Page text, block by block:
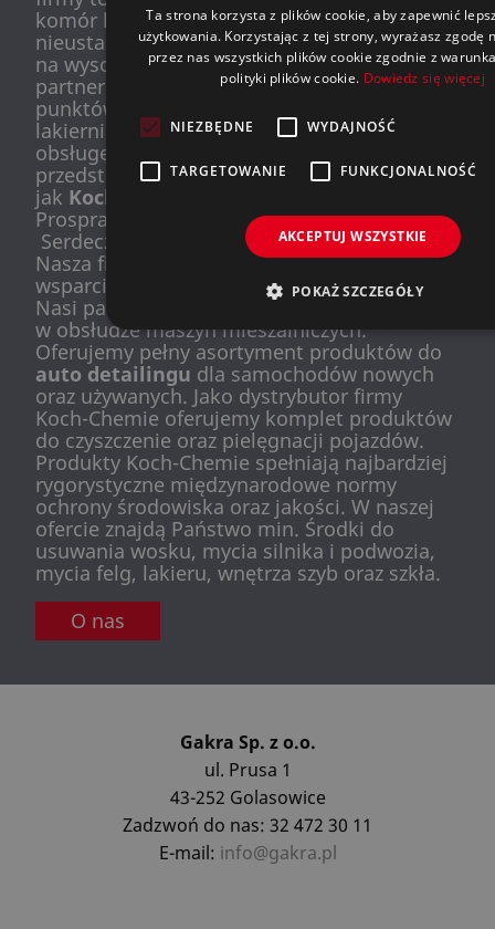
komór lakierniczych w Polsce. Przez ten czas
nieustannie dążymy do rozwoju i stawiamy
na wysoką jakość obsługi naszych
partnerów. Obecnie obsługujemy ponad 400
punktów firm z branży auto detailingu oraz
lakierniczej zapewniając kompleksową
obsługę i wsparcie. Jesteśmy
przedstawicielami czołowych marek takich
jak Koch-Chemie
Prospray, Peter Kwasny oraz innych.
Serdecznie zapraszamy do współpracy.
Nasza firma realizuje także szkolenia oraz
wsparcie techniczne dla naszych partnerów.
Nasi partnerzy mogą liczyć na wsparcie
w obsłudze maszyn mieszalniczych.
Oferujemy pełny asortyment produktów do
auto detailingu dla samochodów nowych
oraz używanych. Jako dystrybutor firmy
Koch-Chemie oferujemy komplet produktów
do czyszczenie oraz pielęgnacji pojazdów.
Produkty Koch-Chemie spełniają najbardziej
rygorystyczne międzynarodowe normy
ochrony środowiska oraz jakości. W naszej
ofercie znajdą Państwo min. Środki do
usuwania wosku, mycia silnika i podwozia,
mycia felg, lakieru, wnętrza szyb oraz szkła.
O nas
Gakra Sp. z o.o.
ul. Prusa 1
43-252 Golasowice
Zadzwoń do nas: 32 472 30 11
E-mail: info@gakra.pl
Ta strona korzysta z plików cookie, aby zapewnić
użytkowania. Korzystając z tej strony, wyrażasz zgodę
przez nas wszystkich plików cookie zgodnie z
polityki plików cookie. Dowiedz się więcej
NIEZBĘDNE WYDAJNOŚĆ
TARGETOWANIE FUNKCJONALNOŚĆ
AKCEPTUJ WSZYSTKIE
POKAŻ SZCZEGÓŁY